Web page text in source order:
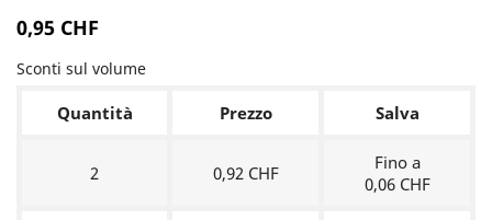
0,95 CHF
Sconti sul volume
Quantità Prezzo Salva
2 0,92 CHF
Fino a
0,06 CHF